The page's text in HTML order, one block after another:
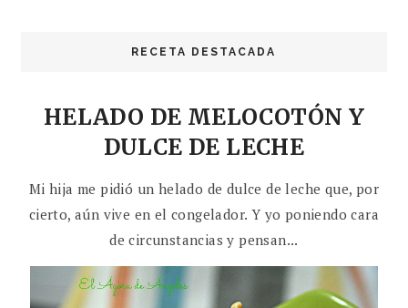
RECETA DESTACADA
HELADO DE MELOCOTÓN Y
DULCE DE LECHE
Mi hija me pidió un helado de dulce de leche que, por
cierto, aún vive en el congelador. Y yo poniendo cara
de circunstancias y pensan...